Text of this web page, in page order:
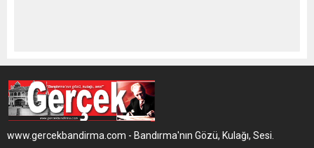
www.gercekbandirma.com - Bandırma'nın Gözü, Kulağı, Sesi.